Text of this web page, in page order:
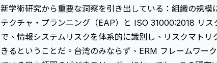
新学術研究から重要な洞察を引き出している：組織の規模
テクチャ・プランニング（EAP）と ISO 31000:2018 リス
で、情報システムリスクを体系的に識別し、リスクマト
きるということだ。台湾のみならず、ERM フレームワー